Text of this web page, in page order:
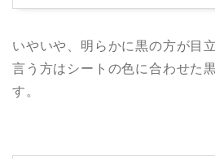
いやいや、明らかに黒の方が目
言う方はシートの色に合わせた
す。